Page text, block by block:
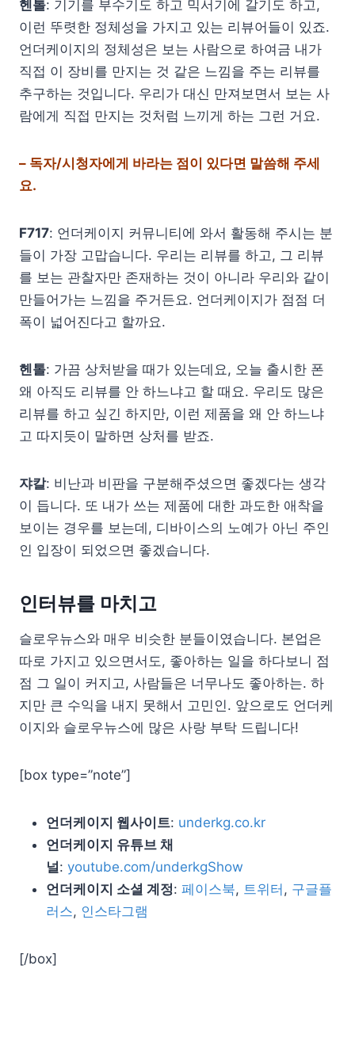
헨톨: 기기를 부수기도 하고 믹서기에 갈기도 하고,
이런 뚜렷한 정체성을 가지고 있는 리뷰어들이 있죠.
언더케이지의 정체성은 보는 사람으로 하여금 내가
직접 이 장비를 만지는 것 같은 느낌을 주는 리뷰를
추구하는 것입니다. 우리가 대신 만져보면서 보는 사
람에게 직접 만지는 것처럼 느끼게 하는 그런 거요.
– 독자/시청자에게 바라는 점이 있다면 말씀해 주세
요.
F717: 언더케이지 커뮤니티에 와서 활동해 주시는 분
들이 가장 고맙습니다. 우리는 리뷰를 하고, 그 리뷰
를 보는 관찰자만 존재하는 것이 아니라 우리와 같이
만들어가는 느낌을 주거든요. 언더케이지가 점점 더
폭이 넓어진다고 할까요.
헨톨: 가끔 상처받을 때가 있는데요, 오늘 출시한 폰
왜 아직도 리뷰를 안 하느냐고 할 때요. 우리도 많은
리뷰를 하고 싶긴 하지만, 이런 제품을 왜 안 하느냐
고 따지듯이 말하면 상처를 받죠.
쟈칼: 비난과 비판을 구분해주셨으면 좋겠다는 생각
이 듭니다. 또 내가 쓰는 제품에 대한 과도한 애착을
보이는 경우를 보는데, 디바이스의 노예가 아닌 주인
인 입장이 되었으면 좋겠습니다.
인터뷰를 마치고
슬로우뉴스와 매우 비슷한 분들이였습니다. 본업은
따로 가지고 있으면서도, 좋아하는 일을 하다보니 점
점 그 일이 커지고, 사람들은 너무나도 좋아하는. 하
지만 큰 수익을 내지 못해서 고민인. 앞으로도 언더케
이지와 슬로우뉴스에 많은 사랑 부탁 드립니다!
[box type=”note”]
언더케이지 웹사이트: underkg.co.kr
언더케이지 유튜브 채
널: youtube.com/underkgShow
언더케이지 소셜 계정: 페이스북, 트위터 , 구글플
러스, 인스타그램
[/box]